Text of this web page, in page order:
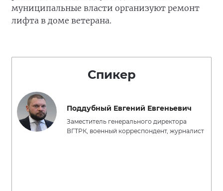
муниципальные власти организуют ремонт
лифта в доме ветерана.
Спикер
Поддубный Евгений Евгеньевич
Заместитель генерального директора
ВГТРК, военный корреспондент, журналист